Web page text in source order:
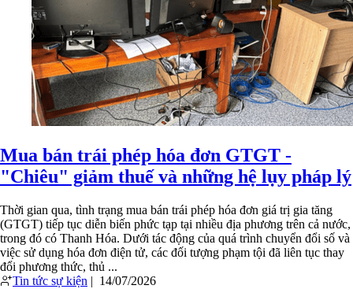
Mua bán trái phép hóa đơn GTGT -
"Chiêu" giảm thuế và những hệ lụy pháp lý
Thời gian qua, tình trạng mua bán trái phép hóa đơn giá trị gia tăng
(GTGT) tiếp tục diễn biến phức tạp tại nhiều địa phương trên cả nước,
trong đó có Thanh Hóa. Dưới tác động của quá trình chuyển đổi số và
việc sử dụng hóa đơn điện tử, các đối tượng phạm tội đã liên tục thay
đổi phương thức, thủ ...
Tin tức sự kiện | 14/07/2026